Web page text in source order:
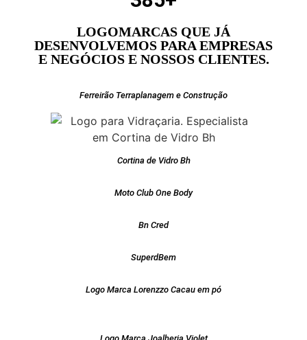
LOGOMARCAS QUE JÁ
DESENVOLVEMOS PARA EMPRESAS
E NEGÓCIOS E NOSSOS CLIENTES.
Ferreirão Terraplanagem e Construção
Cortina de Vidro Bh
Moto Club One Body
Bn Cred
SuperdBem
Logo Marca Lorenzzo Cacau em pó